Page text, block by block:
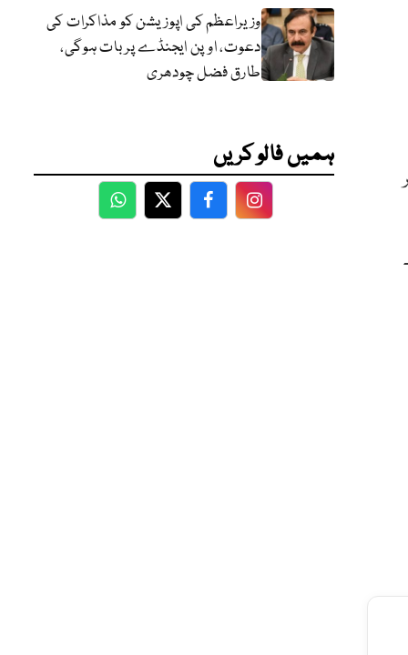
وزیراعظم کی اپوزیشن کو مذاکرات کی
دعوت، اوپن ایجنڈے پر بات ہوگی،
طارق فضل چودھری
ہمیں فالو کریں
WhatsApp
TwitterFacebookFacebook